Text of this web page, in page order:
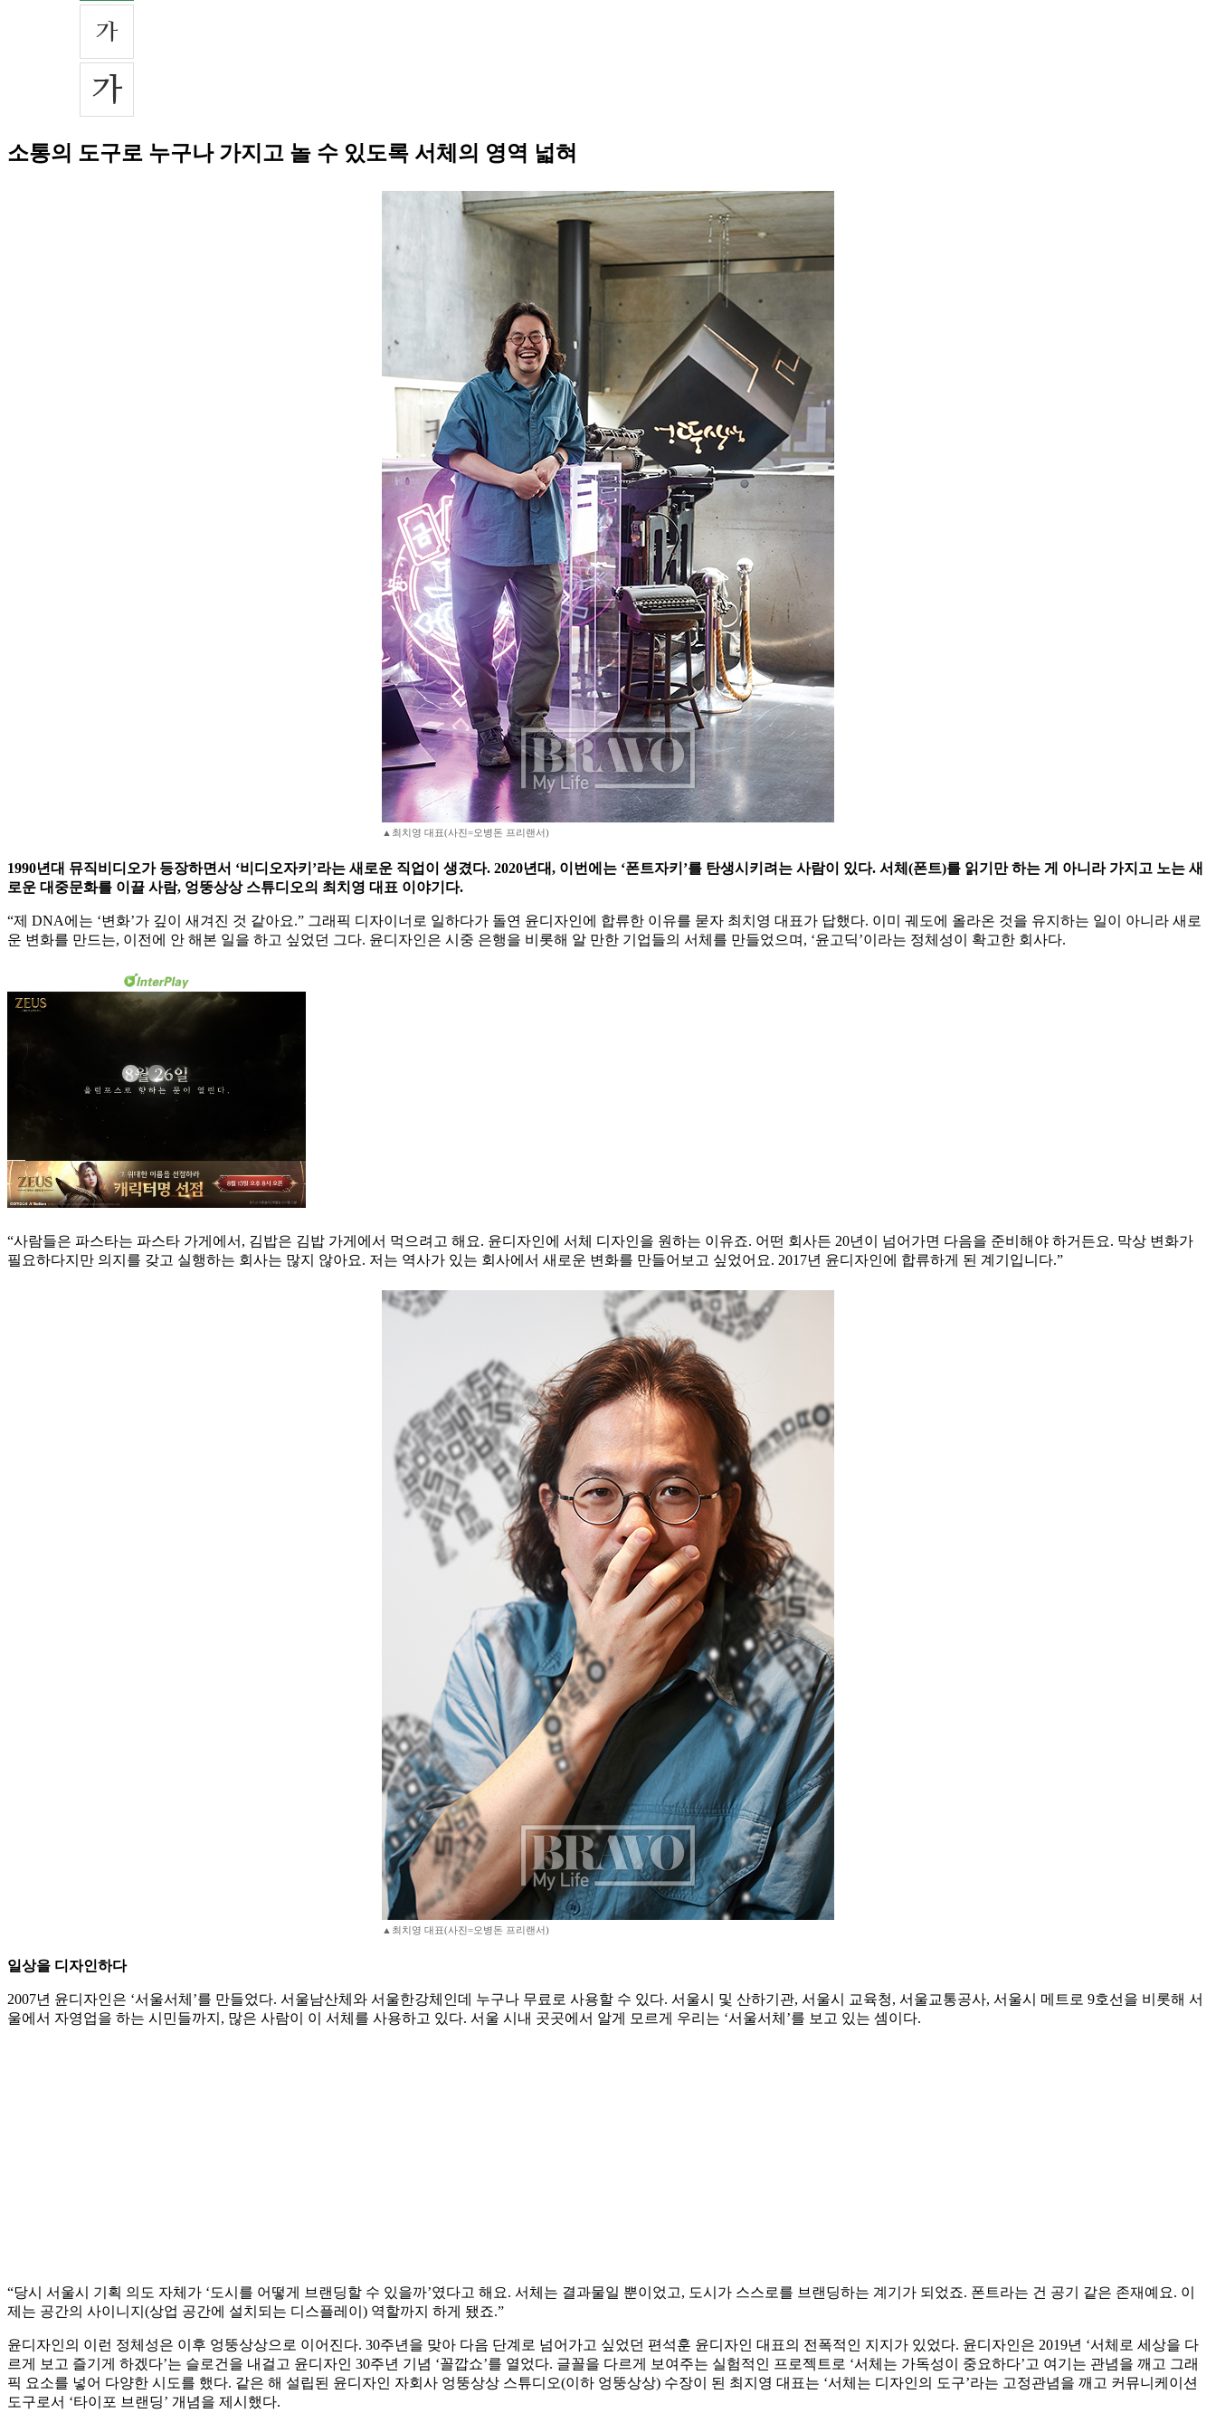
소통의 도구로 누구나 가지고 놀 수 있도록 서체의 영역 넓혀
▲최치영 대표(사진=오병돈 프리랜서)
1990년대 뮤직비디오가 등장하면서 ‘비디오자키’라는 새로운 직업이 생겼다. 2020년대, 이번에는 ‘폰트자키’를 탄생시키려는 사람이 있다. 서체(폰트)를 읽기만 하는 게 아니라 가지고 노는 새
로운 대중문화를 이끌 사람, 엉뚱상상 스튜디오의 최치영 대표 이야기다.
“제 DNA에는 ‘변화’가 깊이 새겨진 것 같아요.” 그래픽 디자이너로 일하다가 돌연 윤디자인에 합류한 이유를 묻자 최치영 대표가 답했다. 이미 궤도에 올라온 것을 유지하는 일이 아니라 새로
운 변화를 만드는, 이전에 안 해본 일을 하고 싶었던 그다. 윤디자인은 시중 은행을 비롯해 알 만한 기업들의 서체를 만들었으며, ‘윤고딕’이라는 정체성이 확고한 회사다.
“사람들은 파스타는 파스타 가게에서, 김밥은 김밥 가게에서 먹으려고 해요. 윤디자인에 서체 디자인을 원하는 이유죠. 어떤 회사든 20년이 넘어가면 다음을 준비해야 하거든요. 막상 변화가
필요하다지만 의지를 갖고 실행하는 회사는 많지 않아요. 저는 역사가 있는 회사에서 새로운 변화를 만들어보고 싶었어요. 2017년 윤디자인에 합류하게 된 계기입니다.”
▲최치영 대표(사진=오병돈 프리랜서)
일상을 디자인하다
2007년 윤디자인은 ‘서울서체’를 만들었다. 서울남산체와 서울한강체인데 누구나 무료로 사용할 수 있다. 서울시 및 산하기관, 서울시 교육청, 서울교통공사, 서울시 메트로 9호선을 비롯해 서
울에서 자영업을 하는 시민들까지, 많은 사람이 이 서체를 사용하고 있다. 서울 시내 곳곳에서 알게 모르게 우리는 ‘서울서체’를 보고 있는 셈이다.
“당시 서울시 기획 의도 자체가 ‘도시를 어떻게 브랜딩할 수 있을까’였다고 해요. 서체는 결과물일 뿐이었고, 도시가 스스로를 브랜딩하는 계기가 되었죠. 폰트라는 건 공기 같은 존재예요. 이
제는 공간의 사이니지(상업 공간에 설치되는 디스플레이) 역할까지 하게 됐죠.”
윤디자인의 이런 정체성은 이후 엉뚱상상으로 이어진다. 30주년을 맞아 다음 단계로 넘어가고 싶었던 편석훈 윤디자인 대표의 전폭적인 지지가 있었다. 윤디자인은 2019년 ‘서체로 세상을 다
르게 보고 즐기게 하겠다’는 슬로건을 내걸고 윤디자인 30주년 기념 ‘꼴깝쇼’를 열었다. 글꼴을 다르게 보여주는 실험적인 프로젝트로 ‘서체는 가독성이 중요하다’고 여기는 관념을 깨고 그래
픽 요소를 넣어 다양한 시도를 했다. 같은 해 설립된 윤디자인 자회사 엉뚱상상 스튜디오(이하 엉뚱상상) 수장이 된 최지영 대표는 ‘서체는 디자인의 도구’라는 고정관념을 깨고 커뮤니케이션
도구로서 ‘타이포 브랜딩’ 개념을 제시했다.